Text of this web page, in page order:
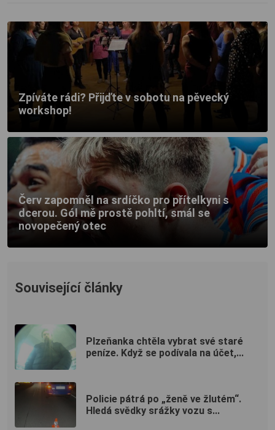
Zpíváte rádi? Přijďte v sobotu na pěvecký
workshop!
Červ zapomněl na srdíčko pro přítelkyni s
dcerou. Gól mě prostě pohltí, smál se
novopečený otec
Související články
Plzeňanka chtěla vybrat své staré
peníze. Když se podívala na účet,...
Policie pátrá po „ženě ve žlutém“.
Hledá svědky srážky vozu s...